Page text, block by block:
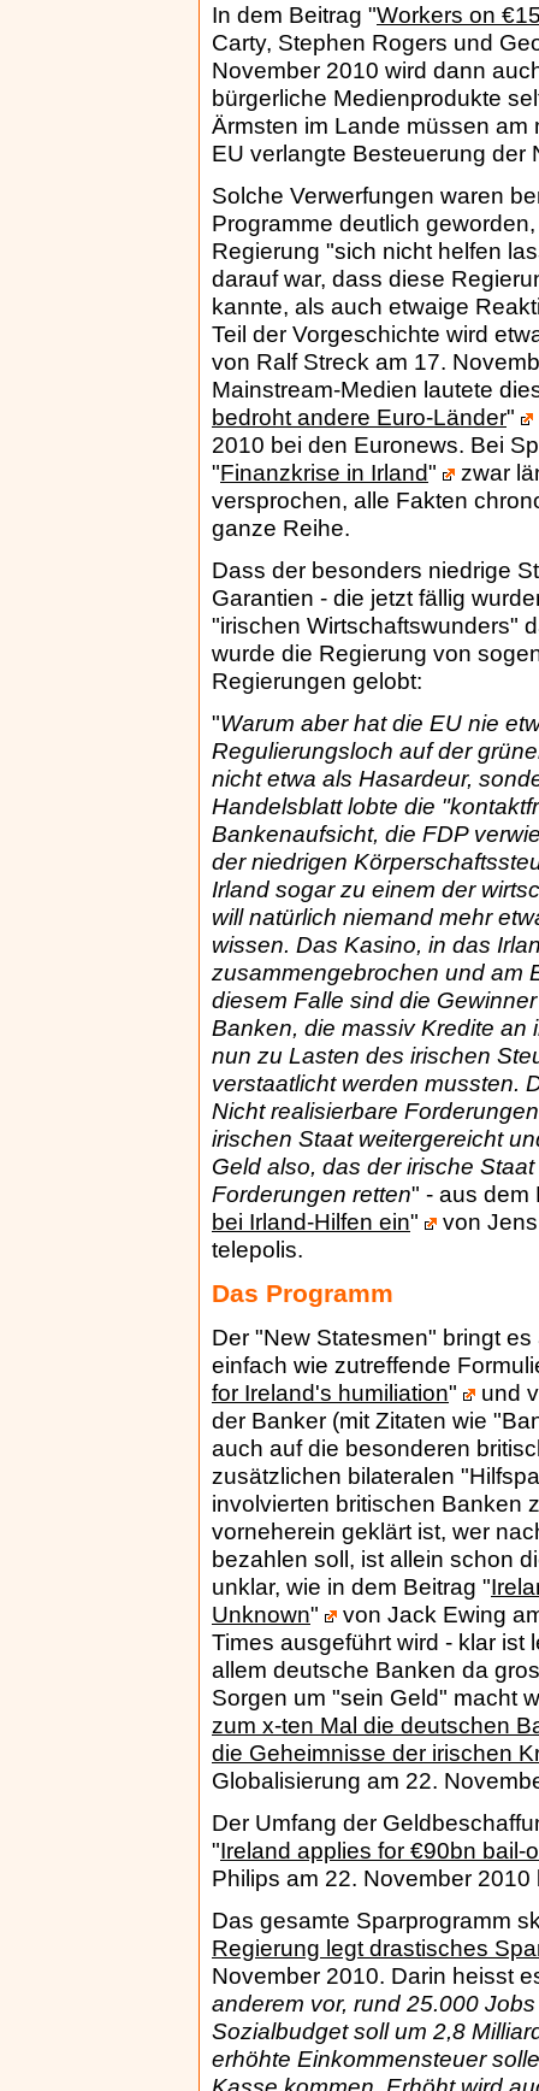
In dem Beitrag "Workers on
Carty, Stephen Rogers und
November 2010 wird dann
bürgerliche Medienprodukte
Ärmsten im Lande müssen
EU verlangte Besteuerung der
Solche Verwerfungen waren
Programme deutlich
Regierung "sich nicht helfen
darauf war, dass diese
kannte, als auch etwaige
Teil der Vorgeschichte wird
von Ralf Streck am 17.
Mainstream-Medien lautete
bedroht andere Euro-Länder"
2010 bei den Euronews. Bei
"Finanzkrise in Irland"
zwar
versprochen, alle Fakten
ganze Reihe.
Dass der besonders niedrige
Garantien - die jetzt fällig
"irischen Wirtschaftswunders"
wurde die Regierung von
Regierungen gelobt:
"Warum aber hat die EU nie
Regulierungsloch auf der
nicht etwa als Hasardeur,
Handelsblatt lobte die
Bankenaufsicht, die FDP
der niedrigen
Irland sogar zu einem der
will natürlich niemand mehr
wissen. Das Kasino, in das
zusammengebrochen und am
diesem Falle sind die
Banken, die massiv Kredite
nun zu Lasten des irischen
verstaatlicht werden mussten.
Nicht realisierbare
irischen Staat weitergereicht
Geld also, das der irische
Forderungen retten" - aus dem
bei Irland-Hilfen ein"
von
telepolis.
Das Programm
Der "New Statesmen" bringt
einfach wie zutreffende
for Ireland's humiliation"
und
der Banker (mit Zitaten wie
auch auf die besonderen
zusätzlichen bilateralen
involvierten britischen Banken
vorneherein geklärt ist, wer
bezahlen soll, ist allein schon
unklar, wie in dem Beitrag "
Unknown"
von Jack Ewing
Times ausgeführt wird - klar
allem deutsche Banken da
Sorgen um "sein Geld" macht
zum x-ten Mal die deutschen
die Geheimnisse der irischen
Globalisierung am 22.
Der Umfang der
"Ireland applies for €90bn bail-
Philips am 22. November
Das gesamte Sparprogramm
Regierung legt drastisches
November 2010. Darin heisst
anderem vor, rund 25.000
Sozialbudget soll um 2,8
erhöhte Einkommensteuer